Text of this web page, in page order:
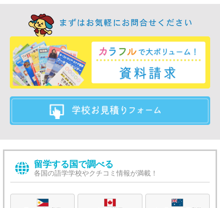
留学する国で調べる
各国の語学学校やクチコミ情報が満載！